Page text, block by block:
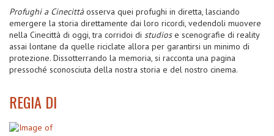
Profughi a Cinecittàosserva quei profughi in diretta, lasciando
emergere la storia direttamente dai loro ricordi, vedendoli muovere
nella Cinecittà di oggi, tra corridoi di studiose scenografie di reality
assai lontane da quelle riciclate allora per garantirsi un minimo di
protezione. Dissotterrando la memoria, si racconta una pagina
pressoché sconosciuta della nostra storia e del nostro cinema.
REGIA DI